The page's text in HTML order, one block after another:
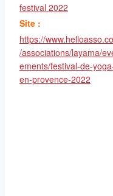
festival 2022
Site :
https://
/associations/layama/
ements/festival-de-
en-provence-2022